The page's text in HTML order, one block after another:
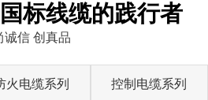
标线缆的践行者
诚信 创真品
火电缆系列 控制电缆系列